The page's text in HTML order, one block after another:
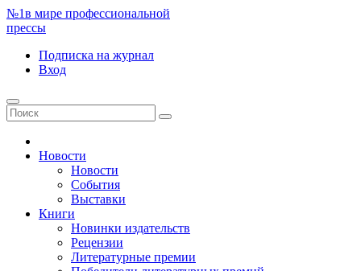
№1в мире профессиональной
прессы
Подписка на журнал
Вход
Новости
Новости
События
Выставки
Книги
Новинки издательств
Рецензии
Литературные премии